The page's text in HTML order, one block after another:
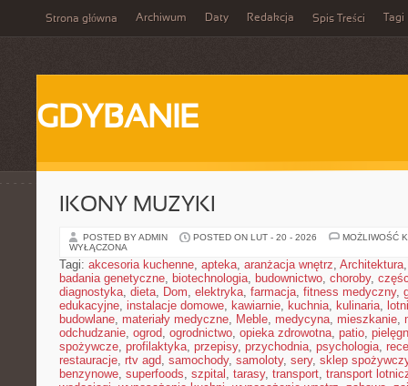
Strona główna Archiwum Daty Redakcja Spis Treści Tagi
GDYBANIE
IKONY MUZYKI
POSTED BY ADMIN POSTED ON LUT - 20 - 2026
MOŻLIWOŚĆ
WYŁĄCZONA
Tagi: akcesoria kuchenne, apteka, aranżacja wnętrz, Architektura
badania genetyczne, biotechnologia, budownictwo, choroby,
diagnostyka, dieta, Dom, elektryka, farmacja, fitness medyczny,
edukacyjne, instalacje domowe, kawiarnie, kuchnia, kulinaria,
budowlane, materiały medyczne, Meble, medycyna, mieszkanie,
odchudzanie, ogrod, ogrodnictwo, opieka zdrowotna, patio,
spożywcze, profilaktyka, przepisy, przychodnia, psychologia,
restauracje, rtv agd, samochody, samoloty, sery, sklep
benzynowe, superfoods, szpital , tarasy, transport, transport